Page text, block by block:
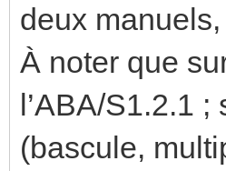
deux
À noter que
l’ABA/S1.2.1 ;
(bascule,